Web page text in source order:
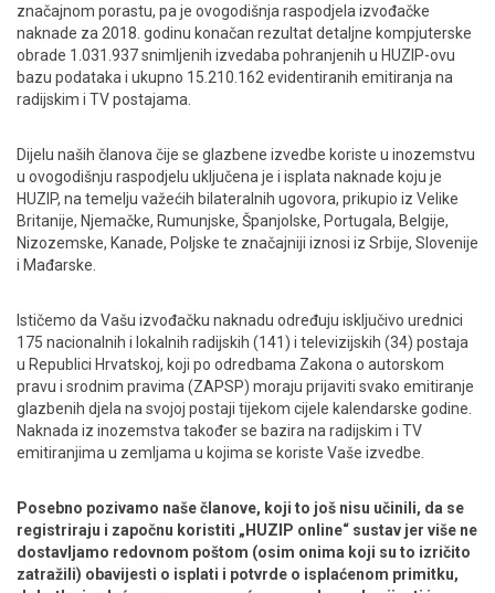
značajnom porastu, pa je ovogodišnja raspodjela izvođačke
naknade za 2018. godinu konačan rezultat detaljne kompjuterske
obrade 1.031.937 snimljenih izvedaba pohranjenih u HUZIP-ovu
bazu podataka i ukupno 15.210.162 evidentiranih emitiranja na
radijskim i TV postajama.
Dijelu naših članova čije se glazbene izvedbe koriste u inozemstvu
u ovogodišnju raspodjelu uključena je i isplata naknade koju je
HUZIP, na temelju važećih bilateralnih ugovora, prikupio iz Velike
Britanije, Njemačke, Rumunjske, Španjolske, Portugala, Belgije,
Nizozemske, Kanade, Poljske te značajniji iznosi iz Srbije, Slovenije
i Mađarske.
Ističemo da Vašu izvođačku naknadu određuju isključivo urednici
175 nacionalnih i lokalnih radijskih (141) i televizijskih (34) postaja
u Republici Hrvatskoj, koji po odredbama Zakona o autorskom
pravu i srodnim pravima (ZAPSP) moraju prijaviti svako emitiranje
glazbenih djela na svojoj postaji tijekom cijele kalendarske godine.
Naknada iz inozemstva također se bazira na radijskim i TV
emitiranjima u zemljama u kojima se koriste Vaše izvedbe.
Posebno pozivamo naše članove, koji to još nisu učinili, da se
registriraju i započnu koristiti „HUZIP online“ sustav jer više ne
dostavljamo redovnom poštom (osim onima koji su to izričito
zatražili) obavijesti o isplati i potvrde o isplaćenom primitku,